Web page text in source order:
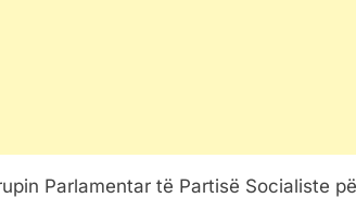
Parlamentar të Partisë Socialiste